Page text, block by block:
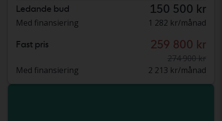
Ledande bud 150 500 kr
Med finansiering 1 282 kr/månad
Fast pris 259 800 kr
274 900 kr
Med finansiering
2 213 kr/månad